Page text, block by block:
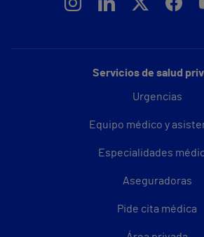
Servicios de salud
Urgencias
Equipo médico y
Especialidades
Aseguradoras
Pide cita médica